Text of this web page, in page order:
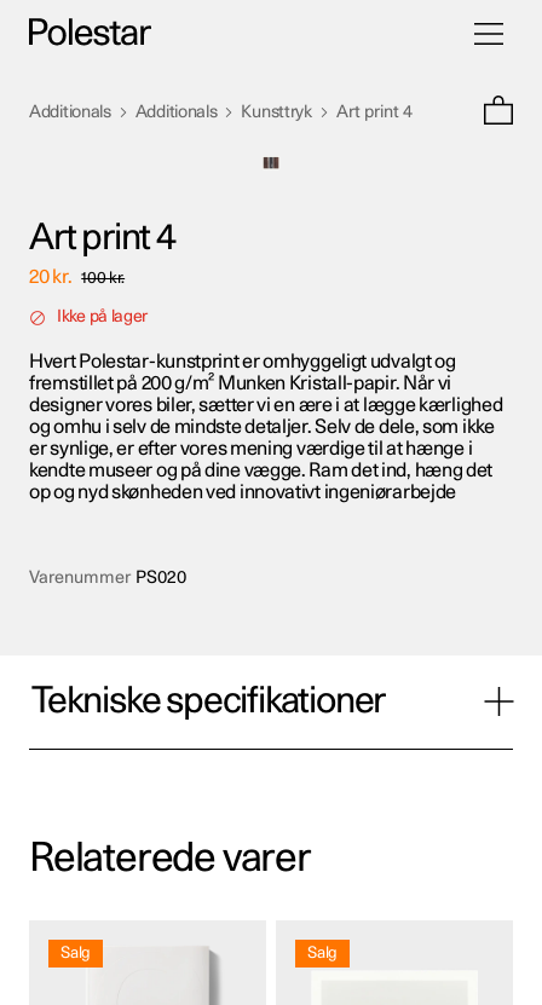
Spring
Skift
Additionals > Additionals > Kunsttryk > Art print 4
Art print 4
20 kr. 100kr.
Ikke på lager
Hvert Polestar-kunstprint er omhyggeligt udvalgt og
fremstillet på 200 g/m² Munken Kristall-papir. Når vi
designer vores biler, sætter vi en ære i at lægge kærlighed
og omhu i selv de mindste detaljer. Selv de dele, som ikke
er synlige, er efter vores mening værdige til at hænge i
kendte museer og på dine vægge. Ram det ind, hæng det
op og nyd skønheden ved innovativt ingeniørarbejde
Varenummer PS020
Tekniske specifikationer
Relaterede varer
Salg Salg